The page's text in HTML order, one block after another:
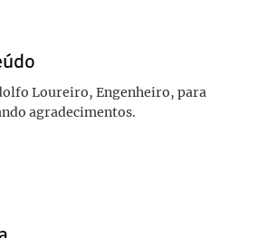
Loureiro, Engenheiro, para
agradecimentos.